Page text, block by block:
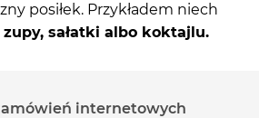
posiłek. Przykładem niech
zupy, sałatki albo koktajlu.
internetowych